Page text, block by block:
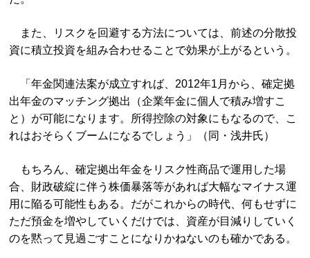
また、リスクを回避する方法については、前述の分散投
資に積立投資を組み合わせることで効果が上がるという。
「年金関連法案が成立すれば、2012年1月から、確定拠
出年金のマッチング拠出（企業年金に個人で積み増すこ
と）が可能になります。所得控除の対象にもなるので、こ
れはおそらくブームになるでしょう」（同・浅井氏）
もちろん、確定拠出年金をリスク性商品で運用した場
合、財政破綻に伴う株価暴落等があれば大幅なマイナス運
用に陥る可能性もある。だがこれからの時代、何もせずに
ただ預金を増やしていくだけでは、資産が目減りしていく
のを黙って見過ごすことになりかねないのも確かである。